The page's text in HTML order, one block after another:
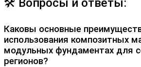
🛠 Вопросы и ответы:
Каковы основные
использования композитных
модульных фундаментах для
регионов?